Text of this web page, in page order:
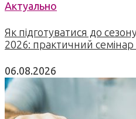
Актуально
Як підготуватися до
2026: практичний семінар
06.08.2026